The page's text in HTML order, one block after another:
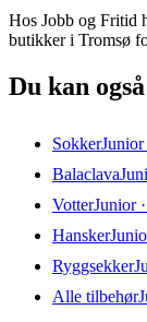
Hos Jobb og Fritid
butikker i Tromsø
Du kan
SokkerJunior
Balaclava
VotterJunior
Hansker
Ryggsekker
Alle tilbehør